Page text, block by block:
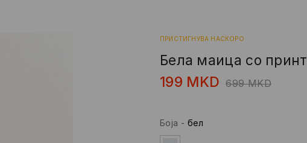
ПРИСТИГНУВА НАСКОРО
Белa маица со принт
199 MKD 699 MKD
Боја - бел